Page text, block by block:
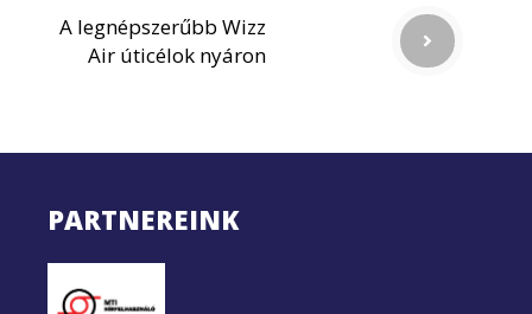
A legnépszerűbb Wizz
Air úticélok nyáron
PARTNEREINK